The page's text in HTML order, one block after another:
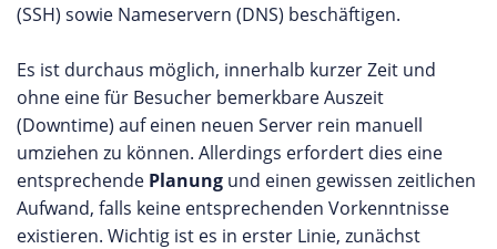
(SSH) sowie Nameservern (DNS) beschäftigen.
Es ist durchaus möglich, innerhalb kurzer Zeit und
ohne eine für Besucher bemerkbare Auszeit
(Downtime) auf einen neuen Server rein manuell
umziehen zu können. Allerdings erfordert dies eine
entsprechende Planung und einen gewissen zeitlichen
Aufwand, falls keine entsprechenden Vorkenntnisse
existieren. Wichtig ist es in erster Linie, zunächst